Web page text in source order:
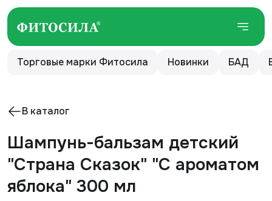
Торговые марки Фитосила Новинки БАД
В каталог
Шампунь-бальзам детский
"Страна Сказок" "С ароматом
яблока" 300 мл